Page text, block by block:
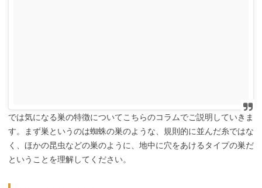
では気になる巣の特徴についてこちらのコラムでご説明していきま
す。まず巣というのは蜘蛛の巣のような、規則的に並んだ糸ではな
く、ほかの昆虫などの巣のように、地中に穴をあけるタイプの巣だ
ということを理解してください。